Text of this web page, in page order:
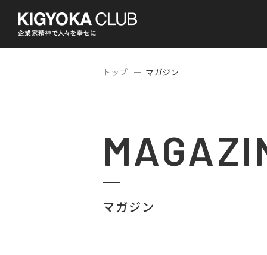
トップ マガジン
マガジン